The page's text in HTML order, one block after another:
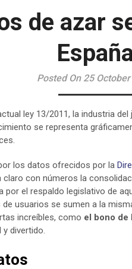
de azar
Posted On 25
ley 13/2011, la industria
se representa
los datos ofrecidos por la
claro con números la
por el respaldo legislativo de
usuarios se sumen a la
increíbles, como el bono de
divertido.